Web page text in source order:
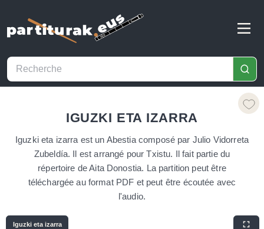
IGUZKI ETA IZARRA
Iguzki eta izarra est un Abestia composé par Julio Vidorreta
Zubeldía. Il est arrangé pour Txistu. Il fait partie du
répertoire de Aita Donostia. La partition peut être
téléchargée au format PDF et peut être écoutée avec
l'audio.
Iguzki eta izarra